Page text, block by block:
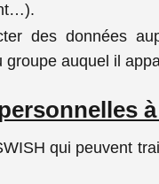
des données
auquel il
qui peuvent